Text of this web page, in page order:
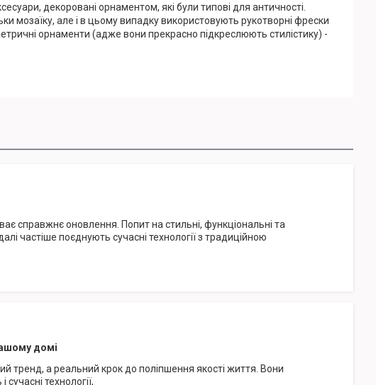
декоровані орнаментом, які були типові для античності.
мозаїку, але і в цьому випадку використовують рукотворні фрески
орнаменти (адже вони прекрасно підкреслюють стилістику) -
справжнє оновлення. Попит на стильні, функціональні та
частіше поєднують сучасні технології з традиційною
домі
тренд, а реальний крок до поліпшення якості життя. Вони
технології,